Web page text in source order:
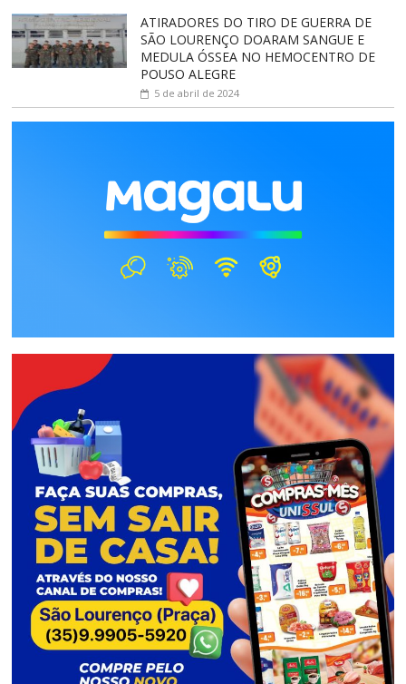
ATIRADORES DO TIRO DE GUERRA DE
SÃO LOURENÇO DOARAM SANGUE E
MEDULA ÓSSEA NO HEMOCENTRO DE
POUSO ALEGRE
5 de abril de 2024